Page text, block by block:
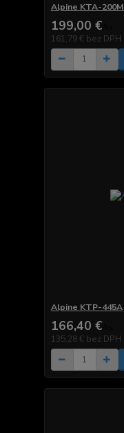
Alpine KTA-200M
199,00 €
161,79 € bez DPH
Alpine KTP-445A
166,40 €
135,28 € bez DPH